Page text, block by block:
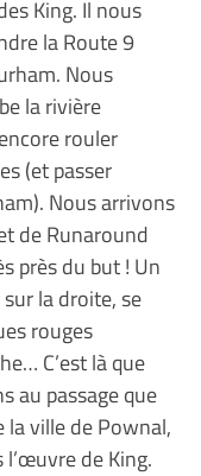
King. Il nous
la Route 9
Nous
la rivière
rouler
(et passer
Nous arrivons
de Runaround
près du but ! Un
la droite, se
rouges
C’est là que
au passage que
la ville de Pownal,
de King.